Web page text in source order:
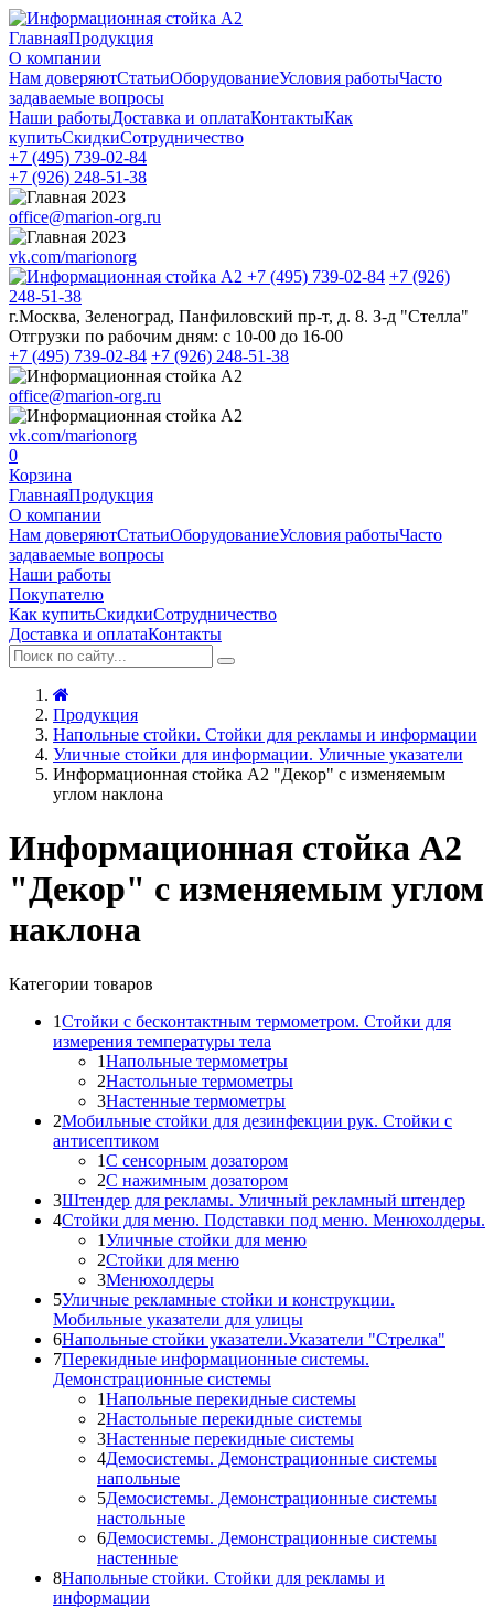
ГлавнаяПродукция
О компании
Нам доверяютСтатьиОборудованиеУсловия работыЧасто
задаваемые вопросы
Наши работыДоставка и оплатаКонтактыКак
купитьСкидкиСотрудничество
+7 (495) 739-02-84
+7 (926) 248-51-38
office@marion-org.ru
vk.com/marionorg
+7 (495) 739-02-84 +7 (926)
248-51-38
г.Москва, Зеленоград, Панфиловский пр-т, д. 8. З-д "Стелла"
Отгрузки по рабочим дням: с 10-00 до 16-00
+7 (495) 739-02-84 +7 (926) 248-51-38
office@marion-org.ru
vk.com/marionorg
0
Корзина
ГлавнаяПродукция
О компании
Нам доверяютСтатьиОборудованиеУсловия работыЧасто
задаваемые вопросы
Наши работы
Покупателю
Как купитьСкидкиСотрудничество
Доставка и оплатаКонтакты
Продукция
Напольные стойки. Стойки для рекламы и информации
Уличные стойки для информации. Уличные указатели
Информационная стойка А2 "Декор" с изменяемым
углом наклона
Информационная стойка А2
"Декор" с изменяемым углом
наклона
Категории товаров
1Стойки с бесконтактным термометром. Стойки для
измерения температуры тела
1Напольные термометры
2Настольные термометры
3Настенные термометры
2Мобильные стойки для дезинфекции рук. Стойки с
антисептиком
1С сенсорным дозатором
2С нажимным дозатором
3Штендер для рекламы. Уличный рекламный штендер
4Стойки для меню. Подставки под меню. Менюхолдеры.
1Уличные стойки для меню
2Стойки для меню
3Менюхолдеры
5Уличные рекламные стойки и конструкции.
Мобильные указатели для улицы
6Напольные стойки указатели.Указатели "Стрелка"
7Перекидные информационные системы.
Демонстрационные системы
1Напольные перекидные системы
2Настольные перекидные системы
3Настенные перекидные системы
4Демосистемы. Демонстрационные системы
напольные
5Демосистемы. Демонстрационные системы
настольные
6Демосистемы. Демонстрационные системы
настенные
8Напольные стойки. Стойки для рекламы и
информации